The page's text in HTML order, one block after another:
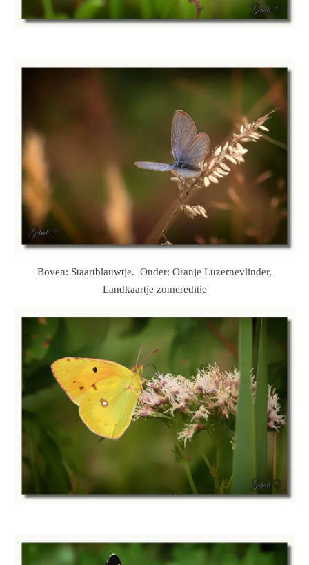
Boven: Staartblauwtje. Onder: Oranje Luzernevlinder,
Landkaartje zomereditie